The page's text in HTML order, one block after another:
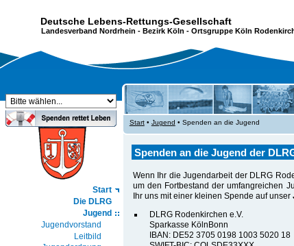
Deutsche Lebens-Rettungs-Gesellschaft
Landesverband Nordrhein - Bezirk Köln - Ortsgruppe Köln
Start
Die DLRG
Jugend
Jugendvorstand
Leitbild
Start• Jugend • Spenden an die Jugend
Spenden an die Jugend der
Wenn Ihr die Jugendarbeit der DLRG
um den Fortbestand der umfangreichen
Ihr uns mit einer kleinen Spende auf unser
DLRG Rodenkirchen e.V.
Sparkasse KölnBonn
IBAN: DE52 3705 0198 1003 5020 18